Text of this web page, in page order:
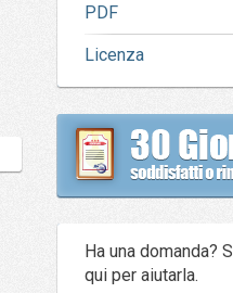
PDF
Licenza
Ha una domanda?
qui per aiutarla.